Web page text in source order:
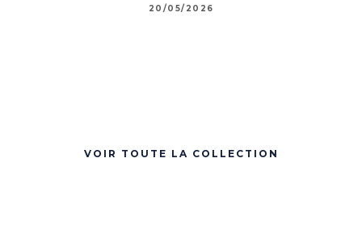
20/05/2026
VOIR TOUTE LA COLLECTION